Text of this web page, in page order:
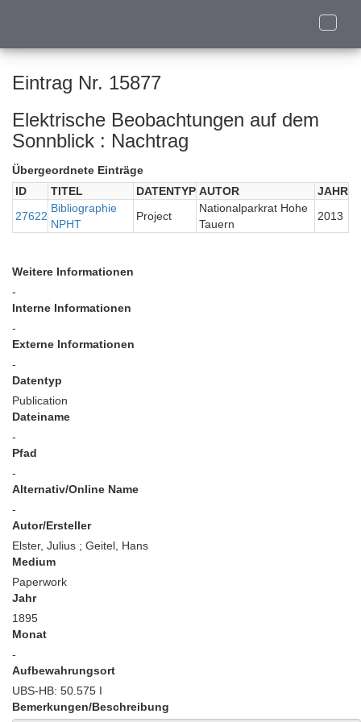
Toggle
Eintrag Nr. 15877
Elektrische Beobachtungen auf dem
Sonnblick : Nachtrag
Übergeordnete Einträge
ID
TITEL DATENTYP AUTOR
JAHR
27622
Bibliographie
NPHT
Project
Nationalparkrat Hohe
Tauern
2013
Weitere Informationen
-
Interne Informationen
-
Externe Informationen
-
Datentyp
Publication
Dateiname
-
Pfad
-
Alternativ/Online Name
-
Autor/Ersteller
Elster, Julius ; Geitel, Hans
Medium
Paperwork
Jahr
1895
Monat
-
Aufbewahrungsort
UBS-HB: 50.575 I
Bemerkungen/Beschreibung